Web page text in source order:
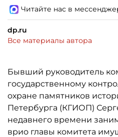
Читайте нас в
dp.ru
Все материалы автора
Бывший руководитель
государственному
охране памятников
Петербурга (КГИОП)
недавнего времени
врио главы комитета